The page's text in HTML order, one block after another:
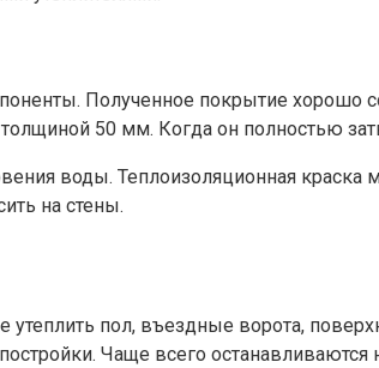
Полученное покрытие хорошо
50 мм. Когда он полностью
воды. Теплоизоляционная краска
на стены.
пол, въездные ворота,
Чаще всего останавливаются